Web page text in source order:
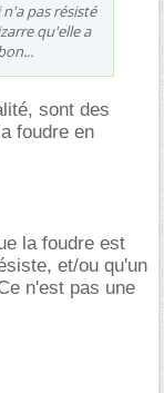
pas résisté
qu'elle a
sont des
foudre en
la foudre est
et/ou qu'un
n'est pas une